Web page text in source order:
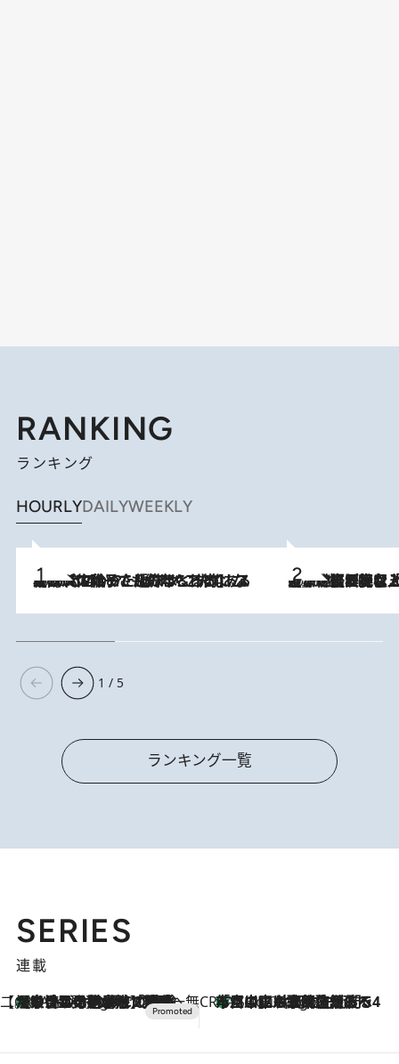
RANKING
ランキング
HOURLYDAILYWEEKLY
2026.8.5
【阿川佐和子さんの年とる力】なぜ70代で始めた趣味は“こんなに楽しい”のか？ ピアノ、俳句…スランプに陥っても続けられる“ある秘訣”とは 2026.8.5
【なぜ吉沢亮は「気配を消せる」のか？】興行収入208億の『国宝』を経て挑むミュージカル『ディア・エヴァン・ハンセン』。トップ俳優が舞台上でさらけ出した“孤独”とは
1 / 5
ランキング一覧
SERIES
連載
【CREA×星野リゾート】唯一無二。癒しと発見が待つ場所へ
2 Hours Ago
【トンボの足水浴】ヒノキの香りに包まれて涼感マックス！約13℃の湧水かけ流しを避暑地「星野温泉 トンボの湯」で体験 CREA'S CHOICE
4 Hours Ago
「立川にも歌舞伎があるんだよ」 片岡仁左衛門・市川中車ら豪華座組みで4年目の立川立飛歌舞伎へ